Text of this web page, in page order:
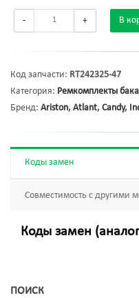
- + В
Код запчасти: RT242325-47
Категория: Ремкомплекты бака
Бренд: Ariston, Atlant, Candy,
Коды замен
Совместимость с другими
Коды замен
ПОИСК